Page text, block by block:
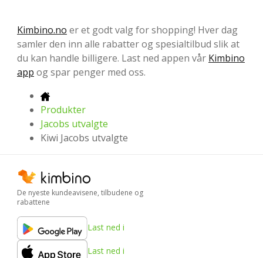
Kimbino.no er et godt valg for shopping! Hver dag
samler den inn alle rabatter og spesialtilbud slik at
du kan handle billigere. Last ned appen vår Kimbino
app og spar penger med oss.
Produkter
Jacobs utvalgte
Kiwi Jacobs utvalgte
De nyeste kundeavisene, tilbudene og
rabattene
Last ned i
Last ned i